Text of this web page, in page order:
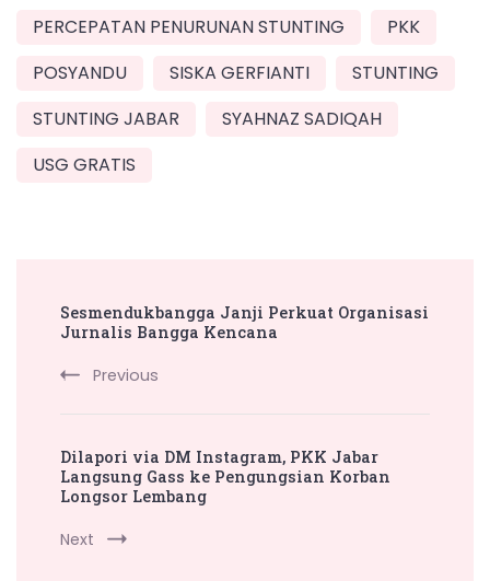
PERCEPATAN PENURUNAN STUNTING
PKK
POSYANDU
SISKA GERFIANTI
STUNTING
STUNTING JABAR
SYAHNAZ SADIQAH
USG GRATIS
Navigation
Sesmendukbangga Janji Perkuat Organisasi
Jurnalis Bangga Kencana
Previous
Dilapori via DM Instagram, PKK Jabar
Langsung Gass ke Pengungsian Korban
Longsor Lembang
Next